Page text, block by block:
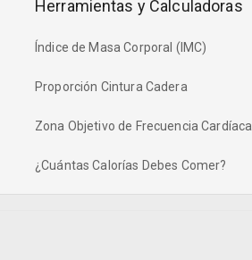
Herramientas y Calculadoras
Índice de Masa Corporal (IMC)
Proporción Cintura Cadera
Zona Objetivo de Frecuencia Cardíaca
¿Cuántas Calorías Debes Comer?